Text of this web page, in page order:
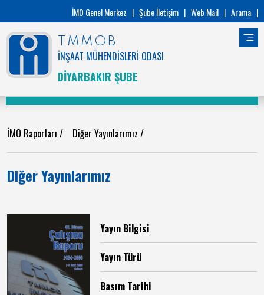
İMO Genel Merkez | Şube İletişim | Web Mail | Arama |
TMMOB
İNŞAAT MÜHENDİSLERİ ODASI
DİYARBAKIR ŞUBE
İMO Raporları / Diğer Yayınlarımız /
Diğer Yayınlarımız
Yayın Bilgisi
Yayın Türü
Basım Tarihi